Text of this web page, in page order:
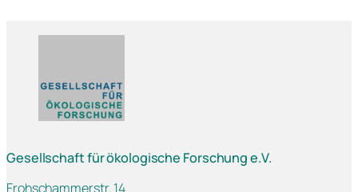
Gesellschaft für ökologische Forschung e.V.
Frohschammerstr. 14